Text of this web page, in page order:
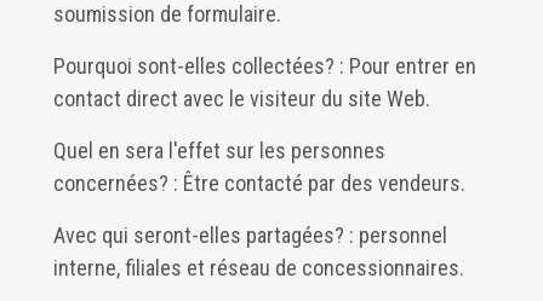
soumission de formulaire.
Pourquoi sont-elles collectées? : Pour entrer en
contact direct avec le visiteur du site Web.
Quel en sera l'effet sur les personnes
concernées? : Être contacté par des vendeurs.
Avec qui seront-elles partagées? : personnel
interne, filiales et réseau de concessionnaires.